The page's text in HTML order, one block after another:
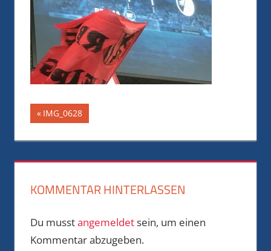
Beitragsnavigation
Vorheriger
Beitrag:
IMG_0628
KOMMENTAR HINTERLASSEN
Du musstangemeldetsein, um einen
Kommentar abzugeben.